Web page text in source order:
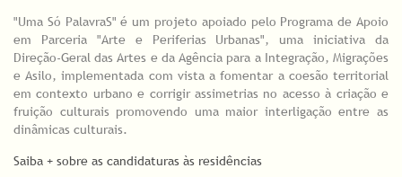
"Uma Só PalavraS" é um projeto apoiado pelo Programa de Apoio
em Parceria "Arte e Periferias Urbanas", uma iniciativa da
Direção-Geral das Artes e da Agência para a Integração, Migrações
e Asilo, implementada com vista a fomentar a coesão territorial
em contexto urbano e corrigir assimetrias no acesso à criação e
fruição culturais promovendo uma maior interligação entre as
dinâmicas culturais.
Saiba + sobre as candidaturas às residências